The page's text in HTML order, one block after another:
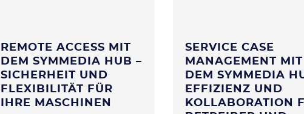
REMOTE ACCESS MIT
DEM SYMMEDIA HUB –
SICHERHEIT UND
FLEXIBILITÄT FÜR
IHRE MASCHINEN
SERVICE CASE
MANAGEMENT MIT
DEM SYMMEDIA
EFFIZIENZ UND
KOLLABORATION